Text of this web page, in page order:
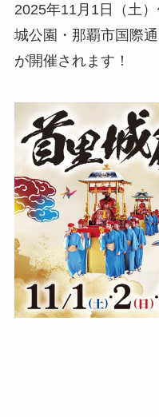
2025年11月1日（土
城公園・那覇市国際通
が開催されます！